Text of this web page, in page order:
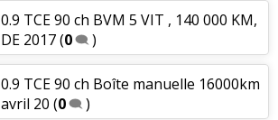
0.9 TCE 90 ch BVM 5 VIT , 140 000 KM,
DE 2017(0 )
0.9 TCE 90 ch Boîte manuelle 16000km
avril 20 (0 )